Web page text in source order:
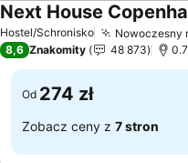
Hostel/Schronisko Nowoczesny
Next House
8,6 Znakomity 48 873
Od 274 zł
Zobacz ceny z 7 stron